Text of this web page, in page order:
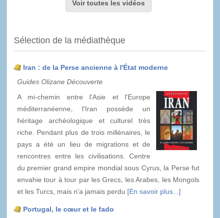
Voir toutes les vidéos
Sélection de la médiathèque
Iran : de la Perse ancienne à l'État moderne
Guides Olizane Découverte
A mi-chemin entre l'Asie et l'Europe
méditerranéenne, l'Iran possède un
héritage archéologique et culturel très
riche. Pendant plus de trois millénaires, le
pays a été un lieu de migrations et de
rencontres entre les civilisations. Centre
du premier grand empire mondial sous Cyrus, la Perse fut
envahie tour à tour par les Grecs, les Arabes, les Mongols
et les Turcs, mais n'a jamais perdu [En savoir plus...]
Portugal, le cœur et le fado